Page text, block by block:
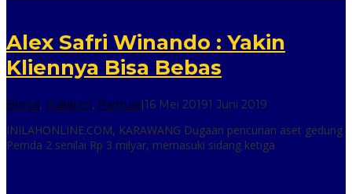
Alex Safri Winando : Yakin
Kliennya Bisa Bebas
Berita, Hukkrim, Pantura|16 Mei 20191 Juni 2019
online
INILAHONLINE.COM, KARAWANG Dugaan pencurian aset gedung
Pemda 2 senilai Rp 3 milyar, memasuki sidang ketiga